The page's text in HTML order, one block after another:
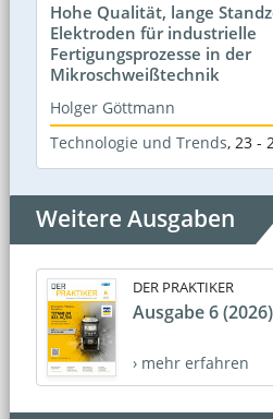
Hohe Qualität, lange
Elektroden für industrielle
Fertigungsprozesse in der
Mikroschweißtechnik
Holger Göttmann
Technologie und Trends, 23 -
Weitere Ausgaben
DER PRAKTIKER
Ausgabe 6 (2026)
› mehr erfahren